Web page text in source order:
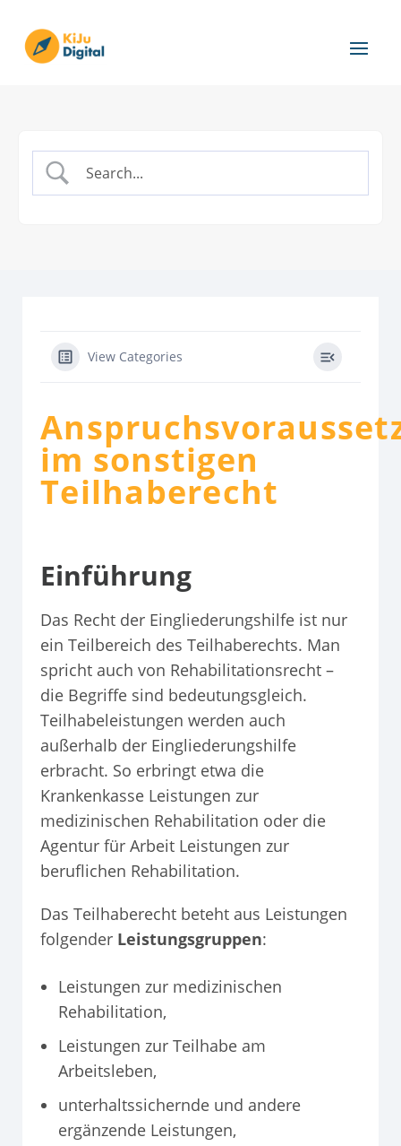
View Categories
im sonstigen
Teilhaberecht
Einführung
Das Recht der Eingliederungshilfe ist nur
ein Teilbereich des Teilhaberechts. Man
spricht auch von Rehabilitationsrecht –
die Begriffe sind bedeutungsgleich.
Teilhabeleistungen werden auch
außerhalb der Eingliederungshilfe
erbracht. So erbringt etwa die
Krankenkasse Leistungen zur
medizinischen Rehabilitation oder die
Agentur für Arbeit Leistungen zur
beruflichen Rehabilitation.
Das Teilhaberecht beteht aus Leistungen
folgender Leistungsgruppen:
Leistungen zur medizinischen
Rehabilitation,
Leistungen zur Teilhabe am
Arbeitsleben,
unterhaltssichernde und andere
ergänzende Leistungen,